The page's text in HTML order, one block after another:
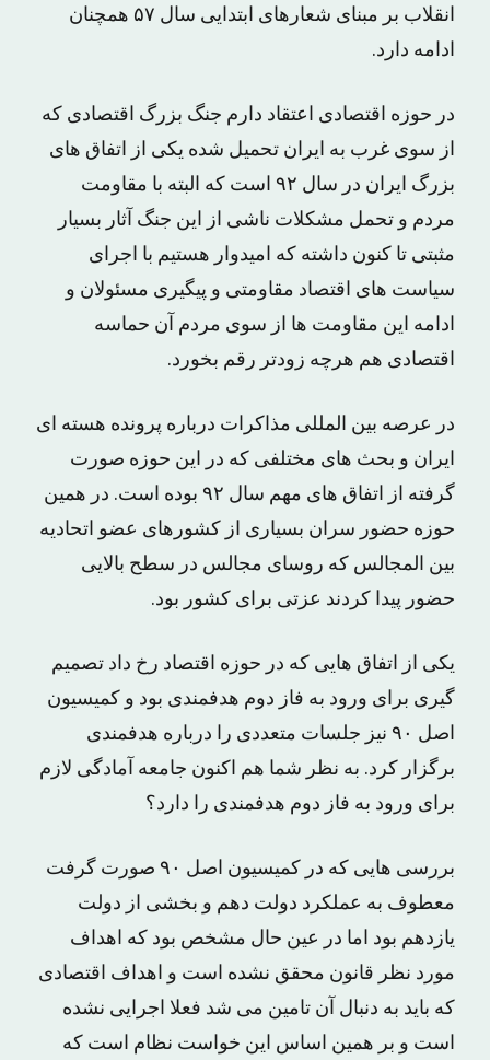
انقلاب بر مبنای شعارهای ابتدایی سال ۵۷ همچنان
ادامه دارد.
در حوزه اقتصادی اعتقاد دارم جنگ بزرگ اقتصادی که
از سوی غرب به ایران تحمیل شده یکی از اتفاق های
بزرگ ایران در سال ۹۲ است که البته با مقاومت
مردم و تحمل مشکلات ناشی از این جنگ آثار بسیار
مثبتی تا کنون داشته که امیدوار هستیم با اجرای
سیاست های اقتصاد مقاومتی و پیگیری مسئولان و
ادامه این مقاومت ها از سوی مردم آن حماسه
اقتصادی هم هرچه زودتر رقم بخورد.
در عرصه بین المللی مذاکرات درباره پرونده هسته ای
ایران و بحث های مختلفی که در این حوزه صورت
گرفته از اتفاق های مهم سال ۹۲ بوده است. در همین
حوزه حضور سران بسیاری از کشورهای عضو اتحادیه
بین المجالس که روسای مجالس در سطح بالایی
حضور پیدا کردند عزتی برای کشور بود.
یکی از اتفاق هایی که در حوزه اقتصاد رخ داد تصمیم
گیری برای ورود به فاز دوم هدفمندی بود و کمیسیون
اصل ۹۰ نیز جلسات متعددی را درباره هدفمندی
برگزار کرد. به نظر شما هم اکنون جامعه آمادگی لازم
برای ورود به فاز دوم هدفمندی را دارد؟
بررسی هایی که در کمیسیون اصل ۹۰ صورت گرفت
معطوف به عملکرد دولت دهم و بخشی از دولت
یازدهم بود اما در عین حال مشخص بود که اهداف
مورد نظر قانون محقق نشده است و اهداف اقتصادی
که باید به دنبال آن تامین می شد فعلا اجرایی نشده
است و بر همین اساس این خواست نظام است که